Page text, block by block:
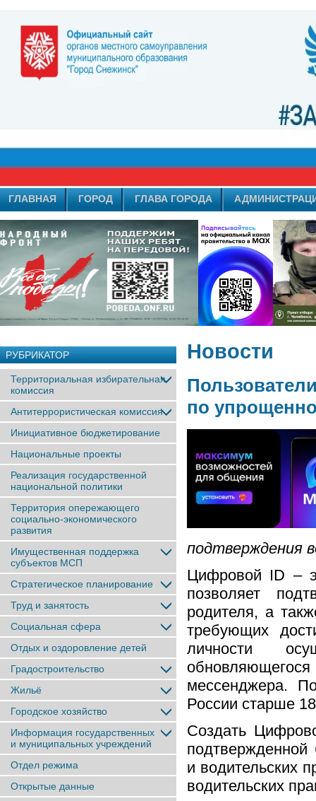
ГЛАВНАЯ ГОРОД ГЛАВА ГОРОДА
РУБРИКАТОР
Территориальная избирательная
комиссия
Антитеррористическая комиссия
Инициативное бюджетирование
Национальные проекты
Реализация государственной
национальной политики
Территория опережающего
социально-экономического
развития
Имущественная поддержка
субъектов МСП
Стратегическое планирование
Труд и занятость
Социальная сфера
Отдых и оздоровление детей
Градостроительство
Жильё
Городское хозяйство
Информация государственных
и муниципальных учреждений
Отдел режима
Открытые данные
Новости
по
подтверждения
Цифровой ID –
позволяет
родителя, а
требующих
личности
мессенджера.
России старше
Создать
подтвержденной
и водительских
водительских